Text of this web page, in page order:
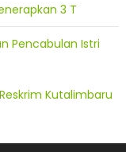
3 T
Pencabulan Istri
Kutalimbaru